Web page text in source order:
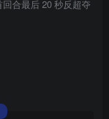
合最后 20 秒反超夺